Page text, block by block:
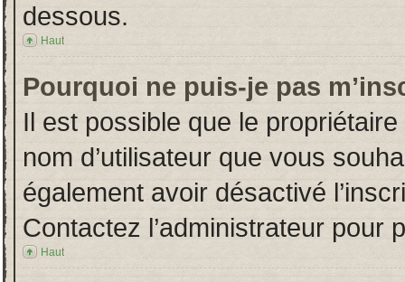
dessous.
Haut
Pourquoi ne puis-je pas
Il est possible que le
nom d’utilisateur que vous
également avoir désactivé
Contactez l’administrateur pour
Haut